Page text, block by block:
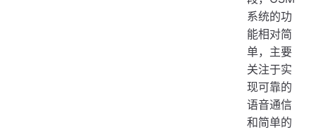
系统的功
能相对简
单，主要
关注于实
现可靠的
语音通信
和简单的